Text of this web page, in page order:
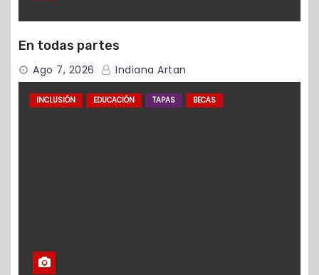
En todas partes
Ago 7, 2026 Indiana Artan
INCLUSIÓN EDUCACIÓN TAPAS BECAS